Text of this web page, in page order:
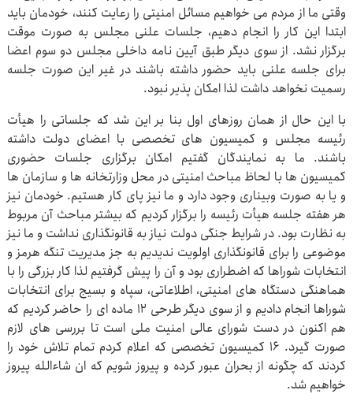
وقتی ما از مردم می خواهیم مسائل امنیتی را رعایت کنند، خودمان باید
ابتدا این کار را انجام دهیم، جلسات علنی مجلس به صورت موقت
برگزار نشد. از سوی دیگر طبق آیین نامه داخلی مجلس دو سوم اعضا
برای جلسه علنی باید حضور داشته باشند در غیر این صورت جلسه
رسمیت نخواهد داشت لذا امکان پذیر نبود.
با این حال از همان روزهای اول بنا بر این شد که جلساتی را هیأت
رئیسه مجلس و کمیسیون های تخصصی با اعضای دولت داشته
باشند. ما به نمایندگان گفتیم امکان برگزاری جلسات حضوری
کمیسیون ها با لحاظ مباحث امنیتی در محل وزارتخانه ها و سازمان ها
و یا به صورت وبیناری وجود دارد و ما نیز پای کار هستیم. خودمان نیز
هر هفته جلسه هیأت رئیسه را برگزار کردیم که بیشتر مباحث آن مربوط
به نظارت بود. در شرایط جنگی دولت نیاز به قانونگذاری نداشت و ما نیز
موضوعی را برای قانونگذاری اولویت ندیدیم به جز مدیریت تنگه هرمز و
انتخابات شوراها که اضطراری بود و آن را پیش گرفتیم لذا کار بزرگی را با
هماهنگی دستگاه های امنیتی، اطلاعاتی، سپاه و بسیج برای انتخابات
شوراها انجام دادیم و از سوی دیگر طرحی ۱۲ ماده ای را حاضر کردیم که
هم اکنون در دست شورای عالی امنیت ملی است تا بررسی های لازم
صورت گیرد. ۱۶ کمیسیون تخصصی که اعلام کردم تمام تلاش خود را
کردند که چگونه از بحران عبور کرده و پیروز شویم که ان شاءالله پیروز
خواهیم شد.